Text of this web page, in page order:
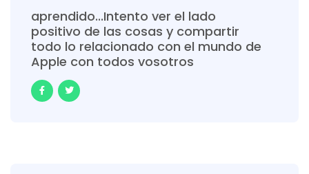
aprendido...Intento ver el lado
positivo de las cosas y compartir
todo lo relacionado con el mundo de
Apple con todos vosotros